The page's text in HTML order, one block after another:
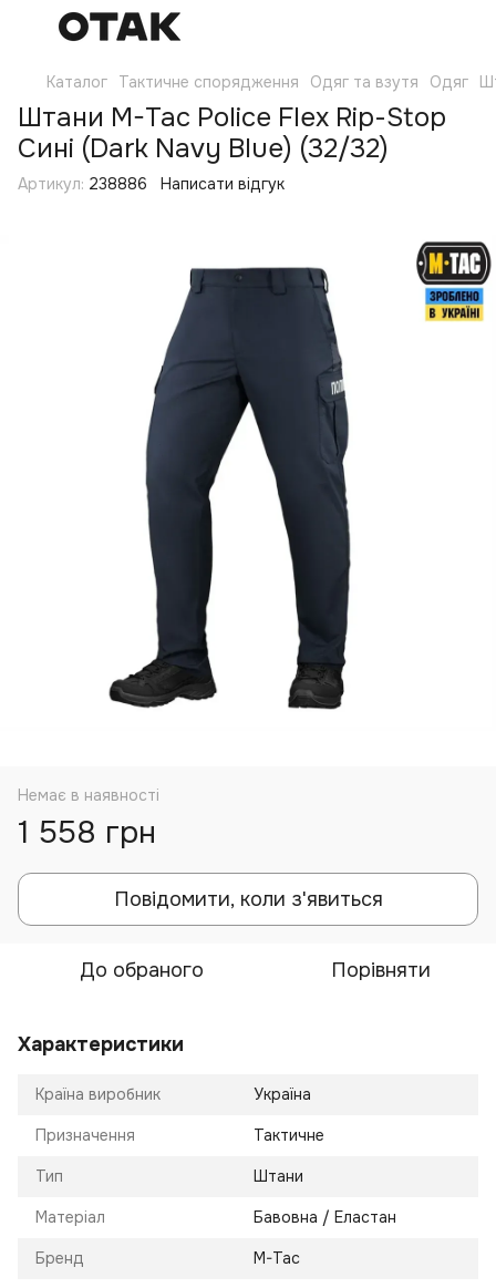
Каталог Тактичне спорядження Одяг та взутя Одяг
Штани M-Tac Police Flex Rip-Stop
Сині (Dark Navy Blue) (32/32)
Артикул: 238886 Написати відгук
Немає в наявності
1 558 грн
Повідомити, коли з'явиться
До обраного Порівняти
Характеристики
Країна виробник Україна
Призначення Тактичне
Тип Штани
Матеріал Бавовна / Еластан
Бренд M-Tac